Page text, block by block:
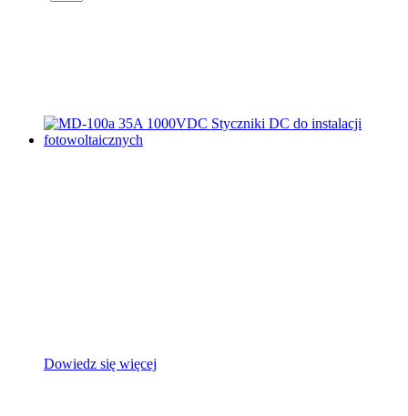
Dowiedz się więcej